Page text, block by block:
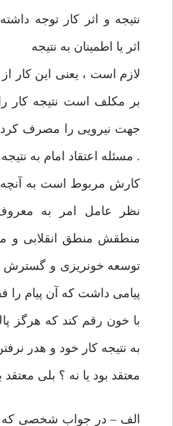
نتيجه و اثر كار توجه
اثر يا اطمينان به نتيجه
لازم است ، يعنی اين كار
بر مكلف است نتيجه كار را
جهت‏ نيرويی را مصرف
. مسئله اعتقاد امام به نتيجه
كارش مربوط است به‏ آنچه
نظر عامل امر به
منطقش منطق انقلابی و
توسعه خونريزی و گسترش
پيامی داشت كه آن پيام
با خون رقم كند كه‏ هرگز
به نتيجه كار خود و هدر
معتقد بود يا نه ؟ بلی معتقد
الف – در جواب شخصی كه